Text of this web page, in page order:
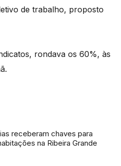
de trabalho, proposto
rondava os 60%, às
receberam chaves para
na Ribeira Grande